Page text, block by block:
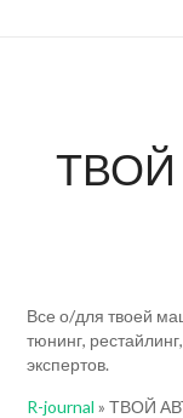
Все о/для твоей
тюнинг,
экспертов.
R-journal » ТВОЙ